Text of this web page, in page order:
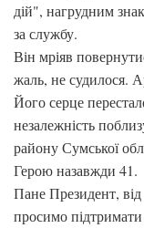
дій", нагрудним
за службу.
Він мріяв
жаль, не судилося.
Його серце
незалежність
району Сумської
Герою назавжди 41.
Пане Президент, від
просимо